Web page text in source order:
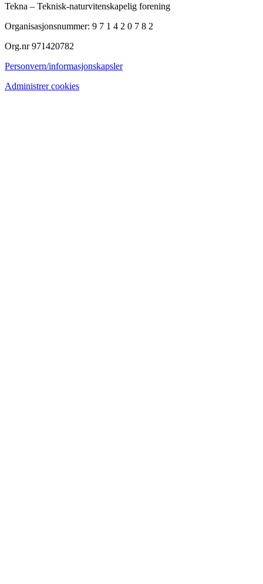
Tekna – Teknisk-naturvitenskapelig forening
Organisasjonsnummer: 9 7 1 4 2 0 7 8 2
Org.nr 971420782
Personvern/informasjonskapsler
Administrer cookies